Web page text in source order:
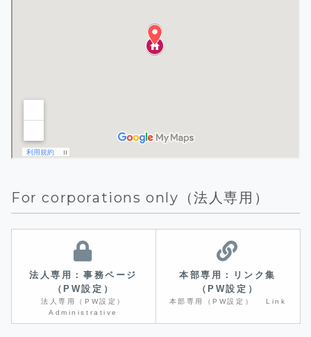
For corporations only（法人専用）
法人専用：事務ページ
（PW設定）
法人専用（PW設定）
Administrative
本部専用：リンク集
（PW設定）
本部専用（PW設定） Link